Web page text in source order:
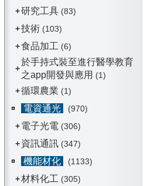
+研究工具(83)
+技術(103)
+食品加工 (6)
+
於手持式裝至進行醫學教育
之app開發與應用 (1)
+循環農業 (1)
電資通光
(970)
+ 電子光電 (306)
+ 資訊通訊(347)
機能材化
(1133)
+材料化工 (305)